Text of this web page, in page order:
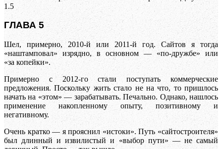
1.5
ГЛАВА 5
Шел, примерно, 2010-й или 2011-й год. Сайтов я тогда
«наштамповал» изрядно, в основном — «по-дружбе» или
«за копейки».
Примерно с 2012-го стали поступать коммерческие
предложения. Поскольку жить стало не на что, то пришлось
начать на «этом» — зарабатывать. Печально. Однако, нашлось
применение накопленному опыту, позитивному и
негативному.
Очень кратко — я прояснил «истоки». Путь «сайтостроителя»
был длинный и извилистый и «выбор пути» — не самый